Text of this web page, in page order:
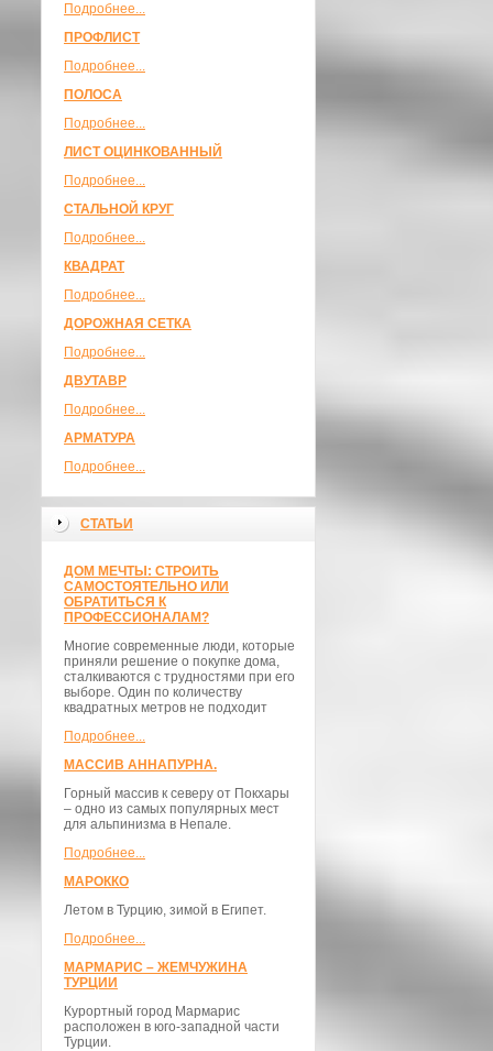
Подробнее...
ПРОФЛИСТ
Подробнее...
ПОЛОСА
Подробнее...
ЛИСТ ОЦИНКОВАННЫЙ
Подробнее...
СТАЛЬНОЙ КРУГ
Подробнее...
КВАДРАТ
Подробнее...
ДОРОЖНАЯ СЕТКА
Подробнее...
ДВУТАВР
Подробнее...
АРМАТУРА
Подробнее...
СТАТЬИ
ДОМ МЕЧТЫ: СТРОИТЬ
САМОСТОЯТЕЛЬНО ИЛИ
ОБРАТИТЬСЯ К
ПРОФЕССИОНАЛАМ?
Многие современные люди, которые
приняли решение о покупке дома,
сталкиваются с трудностями при его
выборе. Один по количеству
квадратных метров не подходит
Подробнее...
МАССИВ АННАПУРНА.
Горный массив к северу от Покхары
– одно из самых популярных мест
для альпинизма в Непале.
Подробнее...
МАРОККО
Летом в Турцию, зимой в Египет.
Подробнее...
МАРМАРИС – ЖЕМЧУЖИНА
ТУРЦИИ
Курортный город Мармарис
расположен в юго-западной части
Турции.